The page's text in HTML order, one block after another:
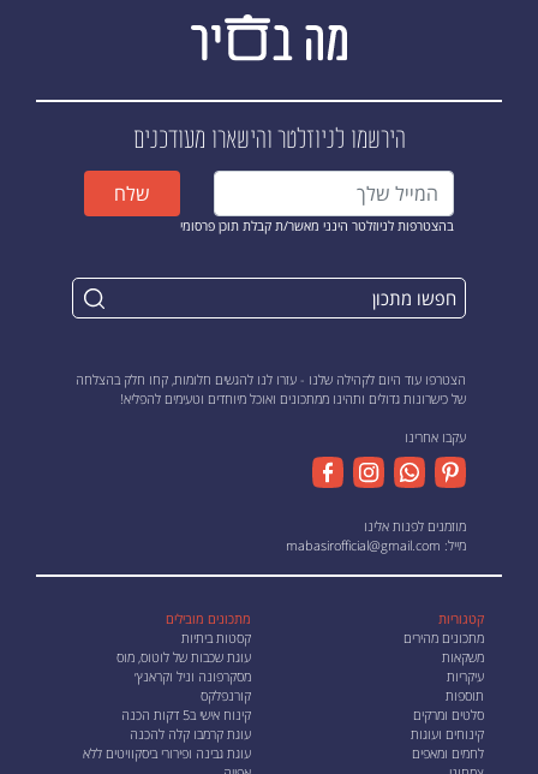
הירשמו לניוזלטרוהישארו מעודכנים
בהצטרפות לניוזלטר הינני מאשר/ת קבלת תוכן פרסומי
שלח
הצטרפו עוד היום לקהילה שלנו - עזרו לנו להגשים חלומות, קחו חלק בהצלחה
של כישרונות גדולים ותהינו ממתכונים ואוכל מיוחדים וטעימים להפליא!
עקבו אחרינו
מוזמנים לפנות אלינו
מייל: mabasirofficial@gmail.com
קטגוריות
מתכונים מהירים
משקאות
עיקריות
תוספות
סלטים ומרקים
קינוחים ועוגות
לחמים ומאפים
מתכונים מובילים
קסטות ביתיות
עוגת שכבות של לוטוס, מוס
מסקרפונה וניל וקראנץ׳
קורנפלקס
קינוח אישי ב5 דקות הכנה
עוגת קרמבו קלה להכנה
עוגת גבינה ופירורי ביסקוויטים ללא